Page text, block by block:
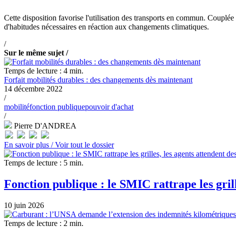
Cette disposition favorise l'utilisation des transports en commun.
d'habitudes nécessaires en réaction aux changements climatiques.
/
Sur le même sujet /
Temps de lecture : 4 min.
Forfait mobilités durables : des changements dès maintenant
14 décembre 2022
/
mobilitéfonction publiquepouvoir d'achat
/
Pierre D'ANDREA
En savoir plus /Voir tout le dossier
Temps de lecture : 5 min.
Fonction publique : le SMIC rattrape les
10 juin 2026
Temps de lecture : 2 min.